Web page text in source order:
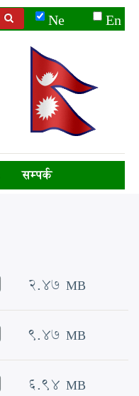
Ne En
सम्पर्क
2.47 MB
9.47 MB
6.94 MB